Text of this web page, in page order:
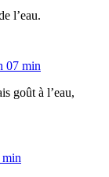
l’eau.
07 min
goût à l’eau,
min